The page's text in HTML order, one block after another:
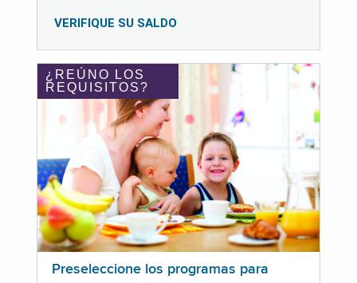
VERIFIQUE SU SALDO
¿REÚNO LOS
REQUISITOS?
Preseleccione los programas para